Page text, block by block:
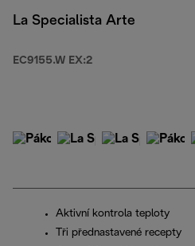
La Specialista Arte
EC9155.W EX:2
Aktivní kontrola teploty
Tři přednastavené recepty